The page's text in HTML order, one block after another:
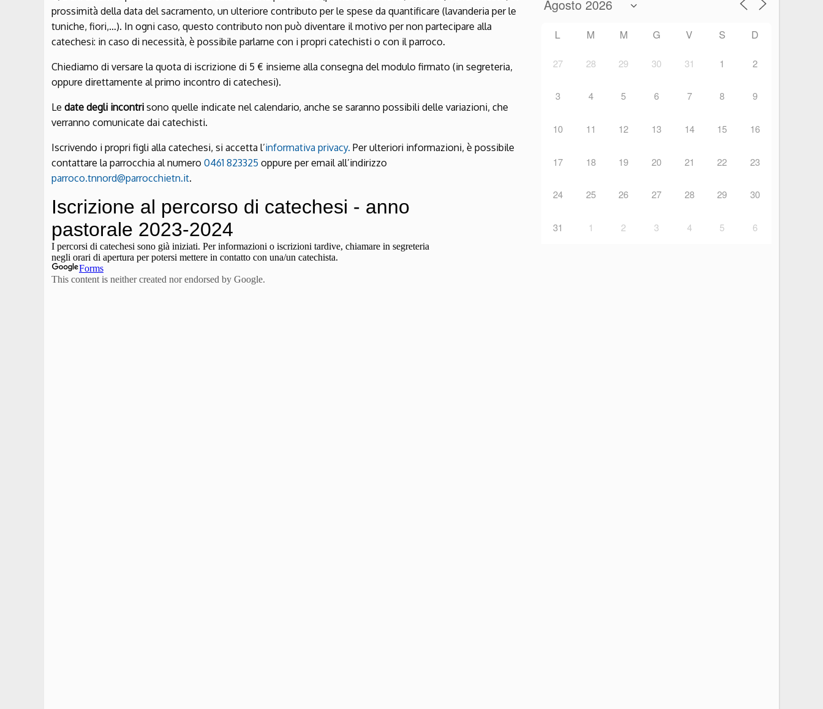
prossimità della data del sacramento, un ulteriore contributo per le spese da quantificare (lavanderia per le
tuniche, fiori,…). In ogni caso, questo contributo non può diventare il motivo per non partecipare alla
catechesi: in caso di necessità, è possibile parlarne con i propri catechisti o con il parroco.
Chiediamo di versare la quota di iscrizione di 5 € insieme alla consegna del modulo firmato (in segreteria,
oppure direttamente al primo incontro di catechesi).
Le date degli incontri sono quelle indicate nel calendario, anche se saranno possibili delle variazioni, che
verranno comunicate dai catechisti.
Iscrivendo i propri figli alla catechesi, si accetta l’informativa privacy. Per ulteriori informazioni, è possibile
contattare la parrocchia al numero 0461 823325 oppure per email all’indirizzo
parroco.tnnord@parrocchietn.it.
L M M G V S D
27 28 29 30 31 1 2
3 4 5 6 7 8 9
10 11 12 13 14 15 16
17 18 19 20 21 22 23
24 25 26 27 28 29 30
31 1 2 3 4 5 6